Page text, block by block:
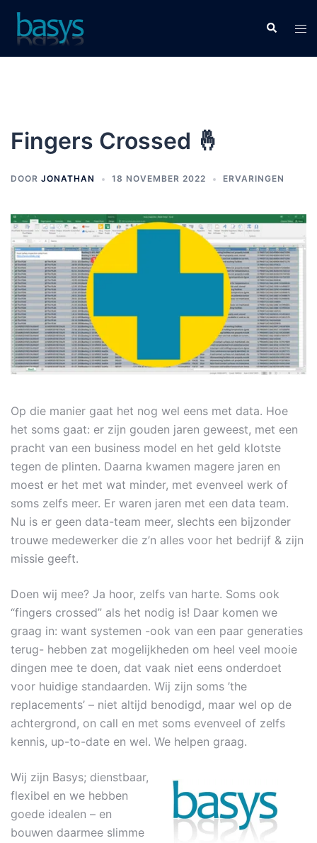
Fingers Crossed 🤞
DOOR JONATHAN 18 NOVEMBER 2022 ERVARINGEN
Op die manier gaat het nog wel eens met data. Hoe
het soms gaat: er zijn gouden jaren geweest, met een
pracht van een business model en het geld klotste
tegen de plinten. Daarna kwamen magere jaren en
moest er het met wat minder, met evenveel werk of
soms zelfs meer. Er waren jaren met een data team.
Nu is er geen data-team meer, slechts een bijzonder
trouwe medewerker die z’n alles voor het bedrijf & zijn
missie geeft.
Doen wij mee? Ja hoor, zelfs van harte. Soms ook
“fingers crossed” als het nodig is! Daar komen we
graag in: want systemen -ook van een paar generaties
terug- hebben zat mogelijkheden om heel veel mooie
dingen mee te doen, dat vaak niet eens onderdoet
voor huidige standaarden. Wij zijn soms ’the
replacements’ – niet altijd benodigd, maar wel op de
achtergrond, on call en met soms evenveel of zelfs
kennis, up-to-date en wel. We helpen graag.
Wij zijn Basys; dienstbaar,
flexibel en we hebben
goede idealen – en
bouwen daarmee slimme